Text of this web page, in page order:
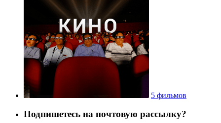
5 фильмов
Подпишетесь на почтовую рассылку?